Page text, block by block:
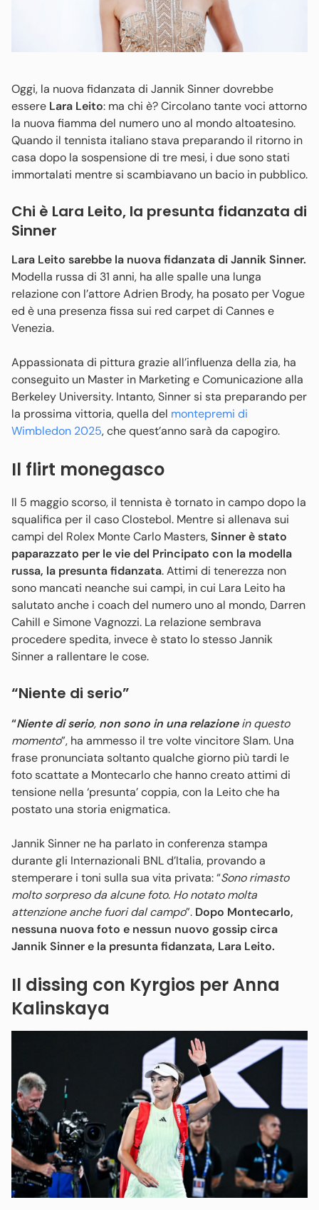
Oggi, la nuova fidanzata di Jannik Sinner dovrebbe
essere Lara Leito: ma chi è? Circolano tante voci attorno
la nuova fiamma del numero uno al mondo altoatesino.
Quando il tennista italiano stava preparando il ritorno in
casa dopo la sospensione di tre mesi, i due sono stati
immortalati mentre si scambiavano un bacio in pubblico.
Chi è Lara Leito, la presunta fidanzata di
Sinner
Lara Leito sarebbe la nuova fidanzata di Jannik Sinner.
Modella russa di 31 anni, ha alle spalle una lunga
relazione con l’attore Adrien Brody, ha posato per Vogue
ed è una presenza fissa sui red carpet di Cannes e
Venezia.
Appassionata di pittura grazie all’influenza della zia, ha
conseguito un Master in Marketing e Comunicazione alla
Berkeley University. Intanto, Sinner si sta preparando per
la prossima vittoria, quella del montepremi di
Wimbledon 2025, che quest’anno sarà da capogiro.
Il flirt monegasco
Il 5 maggio scorso, il tennista è tornato in campo dopo la
squalifica per il caso Clostebol. Mentre si allenava sui
campi del Rolex Monte Carlo Masters,Sinner è stato
paparazzato per le vie del Principato con la modella
russa, la presunta fidanzata. Attimi di tenerezza non
sono mancati neanche sui campi, in cui Lara Leito ha
salutato anche i coach del numero uno al mondo, Darren
Cahill e Simone Vagnozzi. La relazione sembrava
procedere spedita, invece è stato lo stesso Jannik
Sinner a rallentare le cose.
“Niente di serio”
“Niente di serio, non sono in una relazionein questo
momento”, ha ammesso il tre volte vincitore Slam. Una
frase pronunciata soltanto qualche giorno più tardi le
foto scattate a Montecarlo che hanno creato attimi di
tensione nella ‘presunta’ coppia, con la Leito che ha
postato una storia enigmatica.
Jannik Sinner ne ha parlato in conferenza stampa
durante gli Internazionali BNL d’Italia, provando a
stemperare i toni sulla sua vita privata: “Sono rimasto
molto sorpreso da alcune foto. Ho notato molta
attenzione anche fuori dal campo”. Dopo Montecarlo,
nessuna nuova foto e nessun nuovo gossip circa
Jannik Sinner e la presunta fidanzata, Lara Leito.
Il dissing con Kyrgios per Anna
Kalinskaya